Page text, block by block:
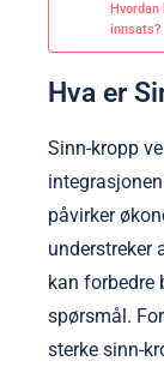
innsats?
Hva er
Sinn-kropp
påvirker
understreker
kan forbedre
spørsmål.
sterke sinn-